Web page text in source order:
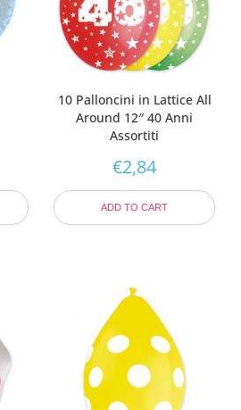
10 Palloncini in Lattice All
Around 12″ 40 Anni
Assortiti
€2,84
ADD TO CART